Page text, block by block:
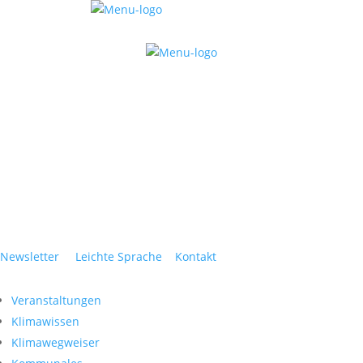
Newsletter Leichte Sprache Kontakt
Veranstaltungen
Klimawissen
Klimawegweiser